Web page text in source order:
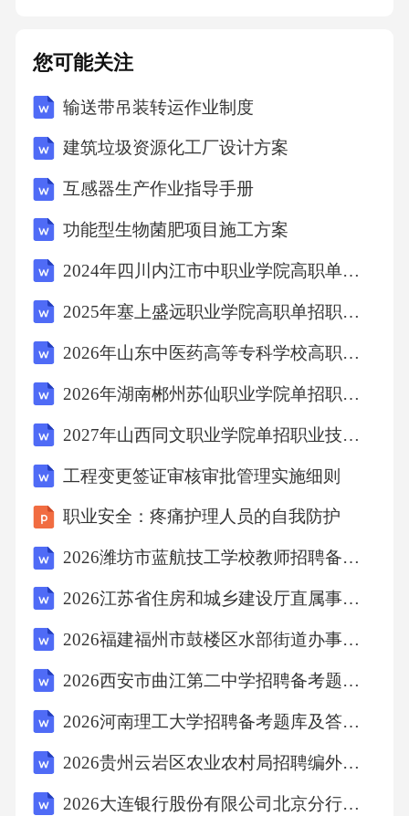
者满意度。七、财务管理（一）收费管理1.严格
执行物价部门规定的收费标准，规范收费行
为。公示收费项目和标准，做到收费透明。2.加
完整。（二）成本核算1.建立成本核算制度，对
口腔科美容科室的人力、物力、财力等成本进
行核算和分析。2.通过成本核算，优化资源配
置，降低运营成本，提高经济效益。（三）财
规、账目清晰。加强内部控制，防范财务风
险。2.配合相关部门做好财务检查和审计工作，
及时整改存在的问题。八、投诉与纠纷处理
（一）投诉受理1.设立投诉渠道，如投诉电话、
邮箱、意见箱等，及时受理患者及家属的投
诉。2.对投诉内容进行详细记录，包括投诉时
间、投诉人、投诉事项等。（二）调查处理1.接
到投诉后，应立即组织相关人员进行调查核
果，制定合理的处理方案，及时与投诉人沟通
反馈处理结果，争取投诉人的理解和满意。
（三）纠纷防范与处理1.加强医疗质量管理，提
高医疗服务水平，从源头上防范医疗纠纷的发
生。2.对
您可能关注
输送带吊装转运作业制度
建筑垃圾资源化工厂设计方案
互感器生产作业指导手册
功能型生物菌肥项目施工方案
2024年四川内江市中职业学院高职单招职业技能考试题库及参考答案详解【培优A卷】
2025年塞上盛远职业学院高职单招职业技能考试模拟试卷含答案详解（达标题）
2026年山东中医药高等专科学校高职单招职业技能考试模拟试卷及完整答案详解（典优）
2026年湖南郴州苏仙职业学院单招职业技能考试模拟试卷附完整答案详解（各地真题）
2027年山西同文职业学院单招职业技能考试题库及答案详解【各地真题】
工程变更签证审核审批管理实施细则
职业安全：疼痛护理人员的自我防护
2026潍坊市蓝航技工学校教师招聘备考题库及1套参考答案详解
2026江苏省住房和城乡建设厅直属事业单位江苏省城乡发展研究中心招聘高层次人才备考题库及答案详解（必刷）
2026福建福州市鼓楼区水部街道办事处招聘劳务派遣人员1人备考题库及答案详解1套
2026西安市曲江第二中学招聘备考题库（19人）含答案详解（预热题）
2026河南理工大学招聘备考题库及答案详解（必刷）
2026贵州云岩区农业农村局招聘编外聘用人员备考题库附答案详解ab卷
2026大连银行股份有限公司北京分行党委书记、行长招聘1人备考题库及答案详解（夺冠）